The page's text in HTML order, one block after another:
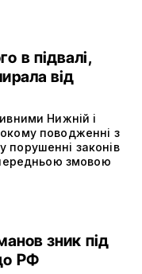
в підвалі,
від
Нижній і
поводженні з
порушенні законів
змовою
зник під
РФ